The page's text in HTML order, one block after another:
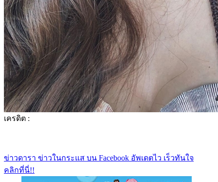
เครดิต :
ข่าวดารา ข่าวในกระแส บน Facebook อัพเดตไว เร็วทันใจ
คลิกที่นี่!!